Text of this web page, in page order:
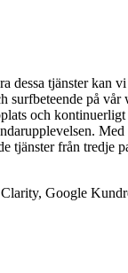
dessa tjänster kan
surfbeteende på vår
och kontinuerligt
tjänster från tredje
Google